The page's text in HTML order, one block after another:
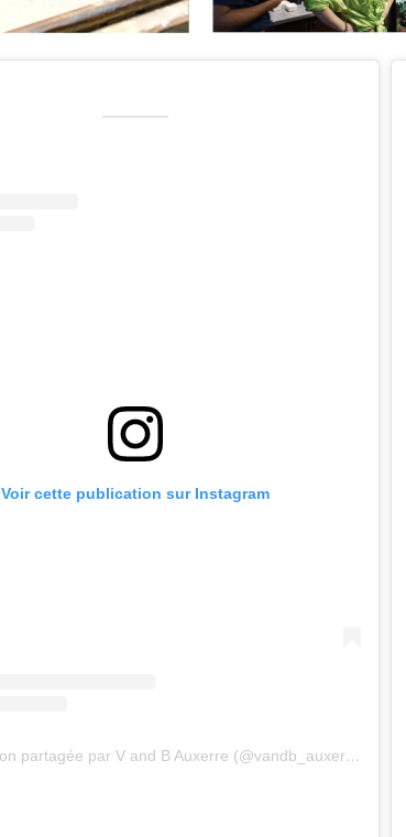
Voir cette publication sur Instagram
Une publication partagée par V and B Auxerre (@vandb_auxerre)